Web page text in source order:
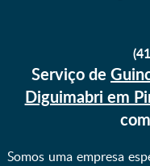
Serviço de
Diguimabri em
Somos uma empresa